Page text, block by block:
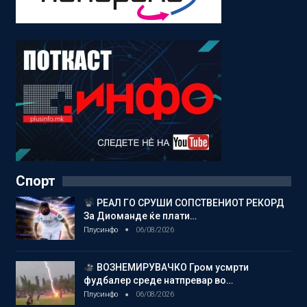
Спорт
РЕАЛ ГО СРУШИ СОПСТВЕНИОТ РЕКОРД
За Диоманде ќе плати…
Плусинфо 06/08/2026
ВОЗНЕМИРУВАЧКО Гром усмрти
фудбалер среде натпревар во…
Плусинфо 06/08/2026